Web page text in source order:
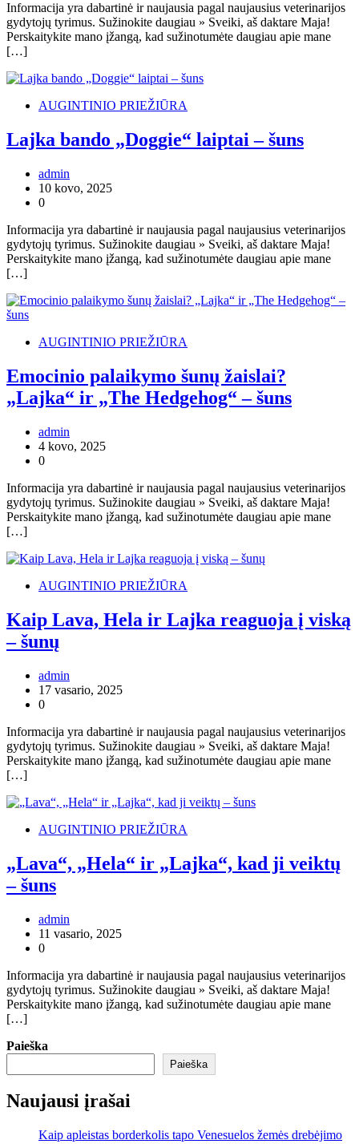
Informacija yra dabartinė ir naujausia pagal naujausius veterinarijos
gydytojų tyrimus. Sužinokite daugiau » Sveiki, aš daktare Maja!
Perskaitykite mano įžangą, kad sužinotumėte daugiau apie mane
[…]
AUGINTINIO PRIEŽIŪRA
Lajka bando „Doggie“ laiptai – šuns
admin
10 kovo, 2025
0
Informacija yra dabartinė ir naujausia pagal naujausius veterinarijos
gydytojų tyrimus. Sužinokite daugiau » Sveiki, aš daktare Maja!
Perskaitykite mano įžangą, kad sužinotumėte daugiau apie mane
[…]
AUGINTINIO PRIEŽIŪRA
Emocinio palaikymo šunų žaislai?
„Lajka“ ir „The Hedgehog“ – šuns
admin
4 kovo, 2025
0
Informacija yra dabartinė ir naujausia pagal naujausius veterinarijos
gydytojų tyrimus. Sužinokite daugiau » Sveiki, aš daktare Maja!
Perskaitykite mano įžangą, kad sužinotumėte daugiau apie mane
[…]
AUGINTINIO PRIEŽIŪRA
Kaip Lava, Hela ir Lajka reaguoja į viską
– šunų
admin
17 vasario, 2025
0
Informacija yra dabartinė ir naujausia pagal naujausius veterinarijos
gydytojų tyrimus. Sužinokite daugiau » Sveiki, aš daktare Maja!
Perskaitykite mano įžangą, kad sužinotumėte daugiau apie mane
[…]
AUGINTINIO PRIEŽIŪRA
„Lava“, „Hela“ ir „Lajka“, kad ji veiktų
– šuns
admin
11 vasario, 2025
0
Informacija yra dabartinė ir naujausia pagal naujausius veterinarijos
gydytojų tyrimus. Sužinokite daugiau » Sveiki, aš daktare Maja!
Perskaitykite mano įžangą, kad sužinotumėte daugiau apie mane
[…]
Paieška
Paieška
Naujausi įrašai
Kaip apleistas borderkolis tapo Venesuelos žemės drebėjimo